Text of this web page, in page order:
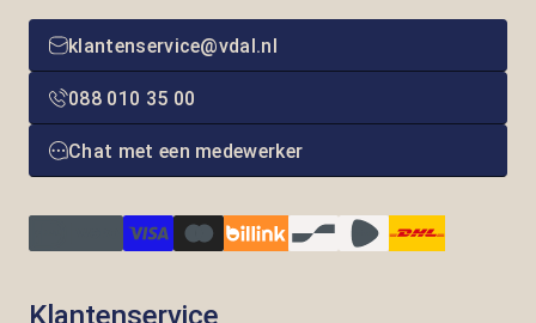
klantenservice@vdal.nl
088 010 35 00
Chat met een medewerker
Klantenservice